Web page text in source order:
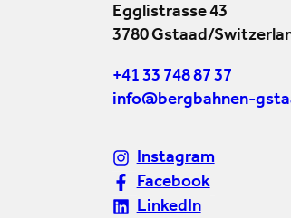
Egglistrasse 43
3780 Gstaad/
+41 33 748 87 37
info@bergbahnen-
Instagram
Facebook
LinkedIn